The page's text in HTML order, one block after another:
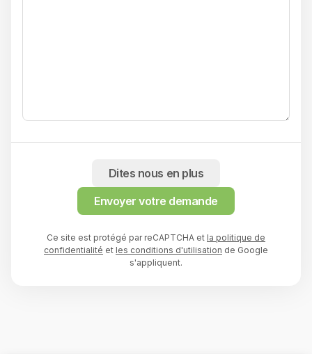
Dites nous en plus
Envoyer votre demande
Ce site est protégé par reCAPTCHA et la politique de
confidentialité et les conditions d'utilisation de Google
s'appliquent.